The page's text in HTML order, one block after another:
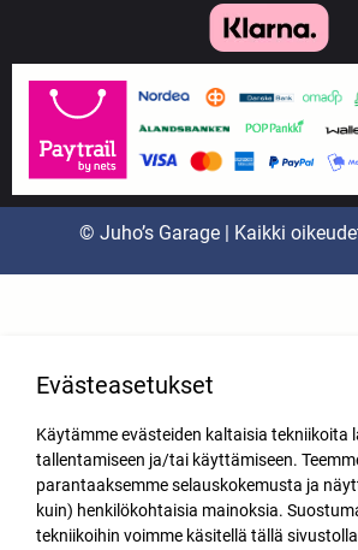
© Juho’s Garage | Kaikki
Evästeasetukset
Käytämme evästeiden kaltaisia tekniikoita
tallentamiseen ja/tai käyttämiseen.
parantaaksemme selauskokemusta ja
kuin) henkilökohtaisia mainoksia.
tekniikoihin voimme käsitellä tällä